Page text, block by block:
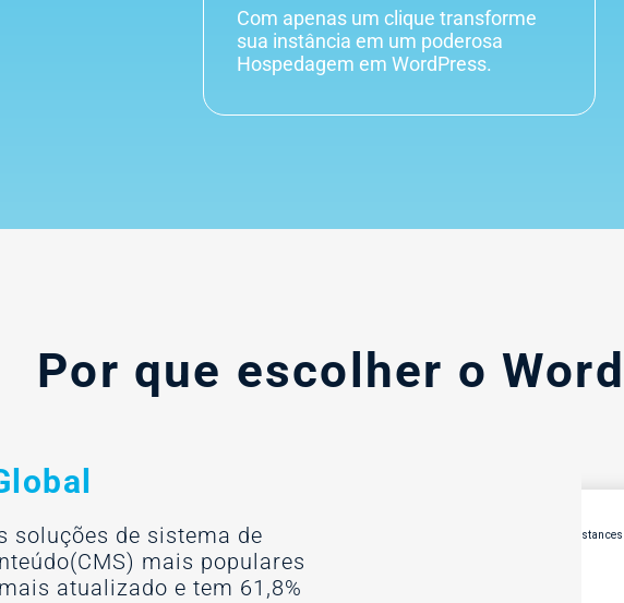
Com apenas um clique transforme
sua instância em um poderosa
Hospedagem em WordPress.
Por que escolher o
soluções de sistema de
mais populares
atualizado e tem 61,8%